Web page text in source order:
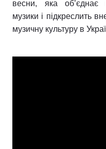
весни, яка об’єднає
музики і підкреслить
музичну